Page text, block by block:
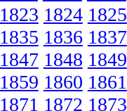
1823 1824 1825
1835 1836 1837
1847 1848 1849
1859 1860 1861
1871 1872 1873